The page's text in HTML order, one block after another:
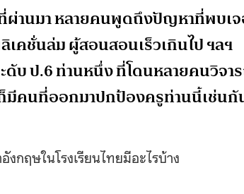
ผ่านมา หลายคนพูดถึงปัญหาที่พบเ
เคชั่นล่ม ผู้สอนสอนเร็วเกินไป ฯลฯ
ดับ ป.6 ท่านหนึ่ง ที่โดนหลายคนวิจ
มีคนที่ออกมาปกป้องครูท่านนี้เช่น
กฤษในโรงเรียนไทยมีอะไรบ้าง